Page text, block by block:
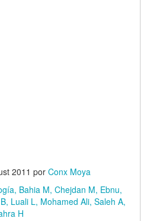
2011 por Conx Moya
Bahia M Chejdan M Ebnu
Luali L Mohamed Ali Saleh A
H